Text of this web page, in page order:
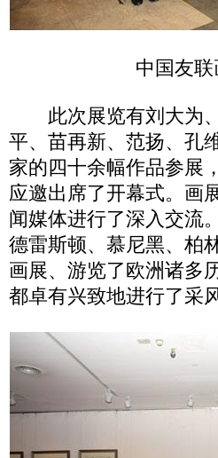
中国友
此次展览有刘大为、
平、苗再新、范扬、孔
家的四十余幅作品参展
应邀出席了开幕式。画
闻媒体进行了深入交流
德雷斯顿、慕尼黑、柏
画展、游览了欧洲诸多
都卓有兴致地进行了采